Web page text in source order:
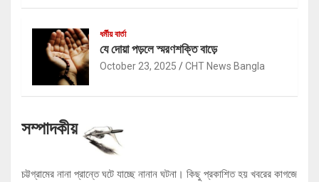
ধর্মীয় বার্তা
যে দোয়া পড়লে স্মরণশক্তি বাড়ে
October 23, 2025 CHT News Bangla
সম্পাদকীয়
চট্টগ্রামের নানা প্রান্তে ঘটে যাচ্ছে নানান ঘটনা। কিছু প্রকাশিত হয় খবরের কাগজে